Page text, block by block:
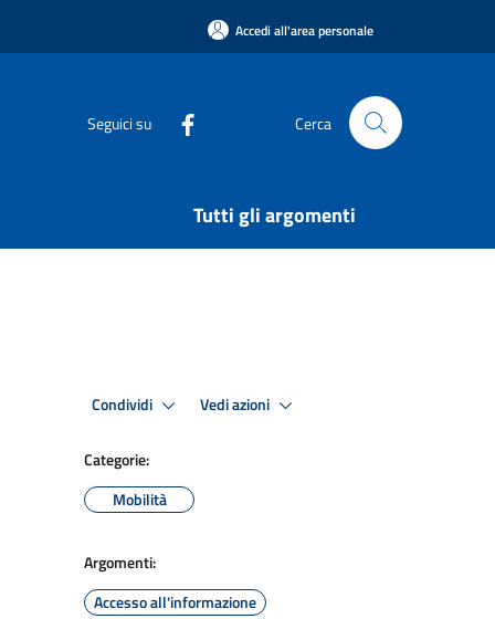
Accedi all'area personale
Seguici su Cerca
Tutti gli argomenti
Condividi Vedi azioni
Categorie:
Mobilità
Argomenti:
Accesso all'informazione